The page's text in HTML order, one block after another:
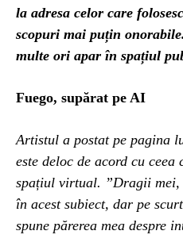
la adresa celor care
scopuri mai puțin
multe ori apar în spațiul
Fuego, supărat pe AI
Artistul a postat pe pagina
este deloc de acord cu ceea
spațiul virtual. ”Dragii mei,
în acest subiect, dar pe
spune părerea mea despre